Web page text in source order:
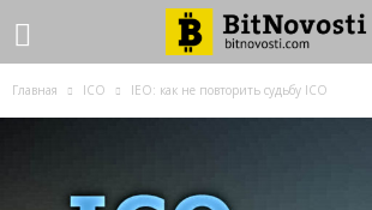
Главная ICO IEO: как не повторить судьбу ICO